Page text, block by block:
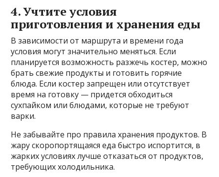
4. Учтите условия
приготовления и хранения еды
В зависимости от маршрута и времени года
условия могут значительно меняться. Если
планируется возможность разжечь костер, можно
брать свежие продукты и готовить горячие
блюда. Если костер запрещен или отсутствует
время на готовку — придется обходиться
сухпайком или блюдами, которые не требуют
варки.
Не забывайте про правила хранения продуктов. В
жару скоропортящаяся еда быстро испортится, в
жарких условиях лучше отказаться от продуктов,
требующих холодильника.